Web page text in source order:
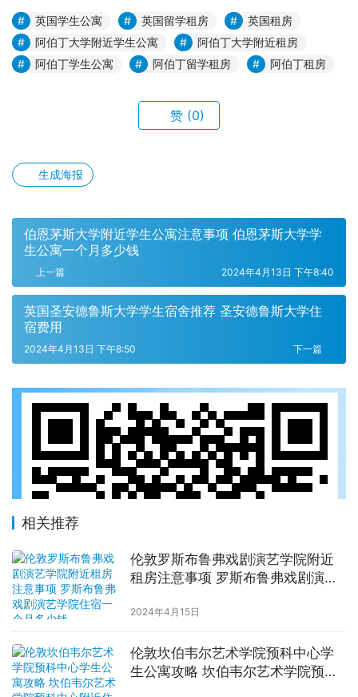
英国学生公寓 英国留学租房
英国租房
阿伯丁大学附近学生公寓
阿伯丁大学附近租房
阿伯丁学生公寓
阿伯丁留学租房 阿伯丁租房
赞 (0)
生成海报
伯恩茅斯大学附近学生公寓注意事项 伯恩茅斯大学学
生公寓一个月多少钱
上一篇 2024年4月13日 下午8:40
英国圣安德鲁斯大学学生宿舍推荐 圣安德鲁斯大学住
宿费用
下一篇
2024年4月13日 下午8:50
相关推荐
伦敦罗斯布鲁弗戏剧演艺学院附近
租房注意事项 罗斯布鲁弗戏剧演艺
2024年4月15日
伦敦坎伯韦尔艺术学院预科中心学
生公寓攻略 坎伯韦尔艺术学院预科